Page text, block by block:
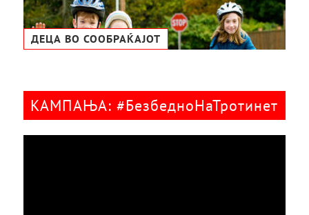
ДЕЦА ВО СООБРАЌАЈОТ
КАМПАЊА: #БезбедноНаТротинет